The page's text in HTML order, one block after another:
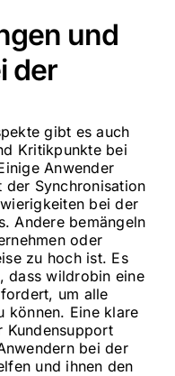
und
der
gibt es auch
Kritikpunkte bei
Anwender
der Synchronisation
bei der
Andere bemängeln
oder
zu hoch ist. Es
dass wildrobin eine
um alle
können. Eine klare
Kundensupport
bei der
und ihnen den